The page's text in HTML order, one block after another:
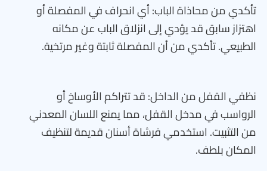
تأكدي من محاذاة الباب: أي انحراف في المفصلة أو
اهتزاز سابق قد يؤدي إلى انزلاق الباب عن مكانه
الطبيعي. تأكدي من أن المفصلة ثابتة وغير مرتخية.
نظفي القفل من الداخل: قد تتراكم الأوساخ أو
الرواسب في مدخل القفل، مما يمنع اللسان المعدني
من التثبيت. استخدمي فرشاة أسنان قديمة لتنظيف
المكان بلطف.